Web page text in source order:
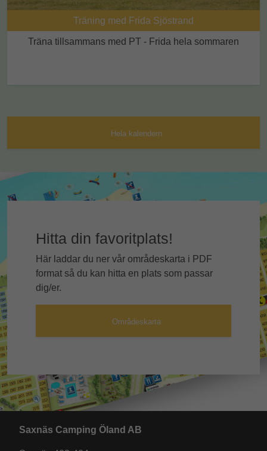
Träning med Frida Sjöstrand
Träna tillsammans med PT - Frida hela sommaren
Hela kalendern
Hitta din favoritplats!
Här laddar du ner vår områdeskarta i PDF
format så du kan hitta en plats som passar
dig/er.
Områdeskarta
Saxnäs Camping Öland AB